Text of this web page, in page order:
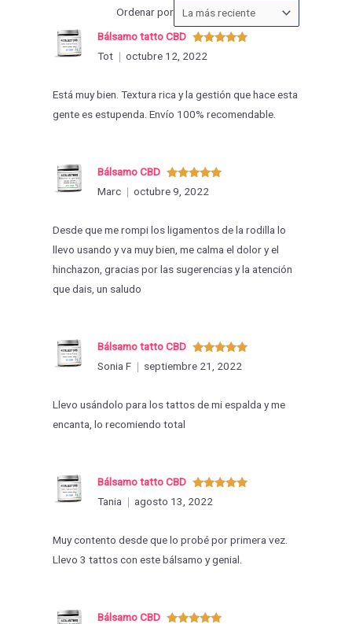
Ordenar porOrdenar
las
Valorado
con
Bálsamo tatto CBD
Tot
octubre 12, 2022
Está muy bien. Textura rica y la gestión que hace esta
gente es estupenda. Envío 100% recomendable.
Valorado
con5de 5
Bálsamo CBD
Marc
octubre 9, 2022
Desde que me rompi los ligamentos de la rodilla lo
llevo usando y va muy bien, me calma el dolor y el
hinchazon, gracias por las sugerencias y la atención
que dais, un saludo
Valorado
con 5de 5
Bálsamo tatto CBD
Sonia F
septiembre 21, 2022
Llevo usándolo para los tattos de mi espalda y me
encanta, lo recomiendo total
Valorado
con
Bálsamo tatto CBD
Tania
agosto 13, 2022
Muy contento desde que lo probé por primera vez.
Llevo 3 tattos con este bálsamo y genial.
Bálsamo CBD